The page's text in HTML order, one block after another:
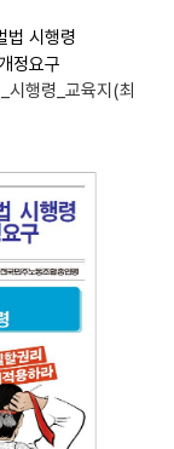
법 시행령
정요구
시행령_교육지(최